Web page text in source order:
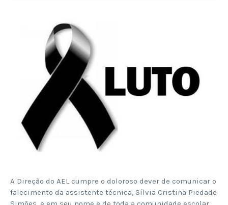
A Direção do AEL cumpre o doloroso dever de comunicar o
falecimento da assistente técnica, Sílvia Cristina Piedade